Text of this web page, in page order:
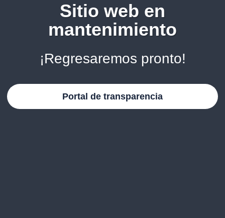
Sitio web en
mantenimiento
¡Regresaremos pronto!
Portal de transparencia